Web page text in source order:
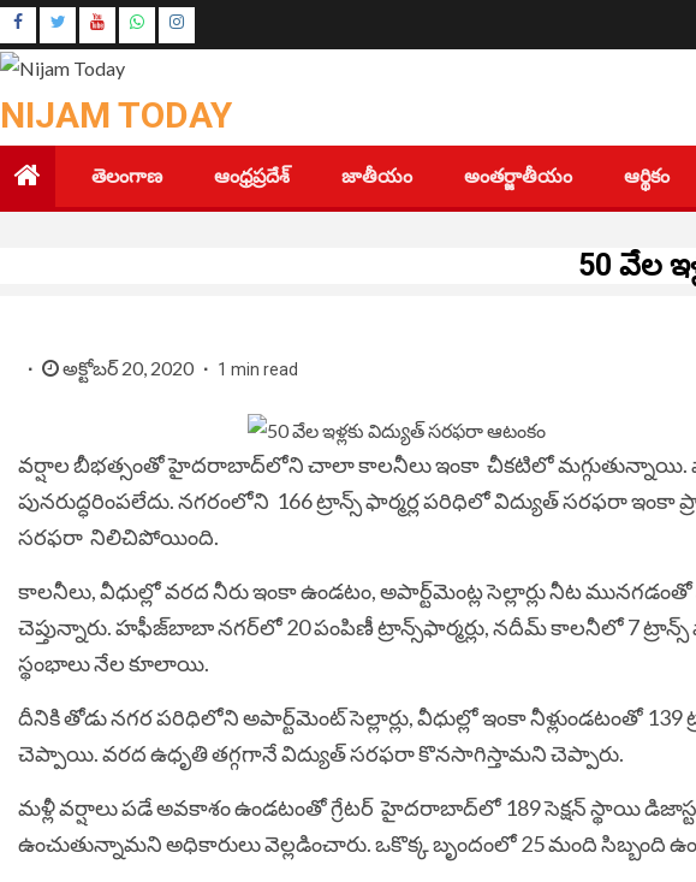
Skip
to
content
Youtube
Instagram
NIJAM TODAY
తెలంగాణ ఆంధ్రప్రదేశ్ జాతీయం అంతర్జాతీయం ఆర్థికం
50 వేల
అక్టోబర్ 20, 2020 1 min read
వర్షాల బీభత్సంతో హైదరాబాద్‌‌లోని చాలా కాలనీలు ఇంకా చీకటిలో మగ్గుతున్నాయి.
పునరుద్ధరింపలేదు. నగరంలోని 166 ట్రాన్స్ ఫార్మర్ల పరిధిలో విద్యుత్ సరఫరా ఇంకా
సరఫరా నిలిచిపోయింది.
కాలనీలు, వీధుల్లో వరద నీరు ఇంకా ఉండటం, అపార్ట్‌‌మెంట్ల సెల్లార్లు నీట
చెప్తున్నారు. హఫీజ్‌‌బాబా నగర్‌‌లో 20 పంపిణీ ట్రాన్స్‌‌ఫార్మర్లు, నదీమ్ కాలనీలో 7 ట్రాన్స్
స్థంభాలు నేల కూలాయి.
దీనికి తోడు నగర పరిధిలోని అపార్ట్‌‌మెంట్ సెల్లార్లు, వీధుల్లో ఇంకా నీళ్లుండటంతో
చెప్పాయి. వరద ఉధృతి తగ్గగానే విద్యుత్​ సరఫరా కొనసాగిస్తామని చెప్పారు.
మళ్లీ వర్షాలు పడే అవకాశం‌‌ ఉండటంతో గ్రేటర్‌‌ హైదరాబాద్​లో 189 సెక్షన్ స్థాయి
ఉంచుతున్నామని అధికారులు వెల్లడించారు. ఒకొక్క బృందంలో 25 మంది సిబ్బంది​